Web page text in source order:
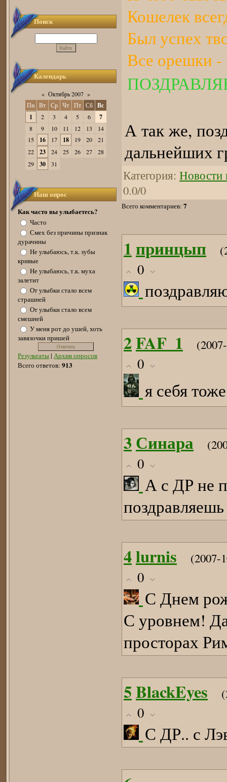
Поиск
Календарь
« Октябрь 2007 »
Пн Вт Ср Чт Пт Сб Вс
1
2 3 4 5 6 7
8 9 10 11 12 13
14
15
16 17 18 19 20
21
22
23 24 25 26 27
28
29
30 31
Наш опрос
Как часто вы улыбаетесь?
Часто
Смех без причины признак
дурачины
Не улыбаюсь, т.к. зубы
кривые
Не улыбаюсь, т.к. муха
залетит
От улыбки стало всем
страшней
От улыбки стало всем
смешней
У меня рот до ушей, хоть
завязочки пришей
Результаты | Архив опросов
Всего ответов: 913
Кошелек
Был успех
Все орешки -
А так же,
дальнейших
Категория: Новости
0.0/0
Всего комментариев: 7
1принцып
0
2FAF_1
0
я себя
3 Синара
0
А с ДР не
4lurnis (2007-
0
С Днем
С уровнем!
просторах
5BlackEyes
0
С ДР.. с